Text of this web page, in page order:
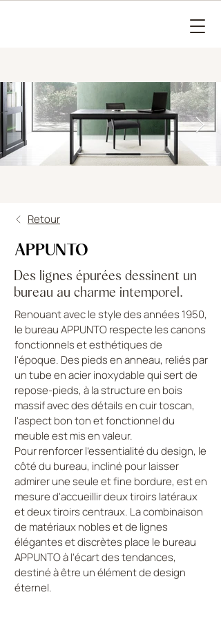
Retour
APPUNTO
Des lignes épurées dessinent un
bureau au charme intemporel.
Renouant avec le style des années 1950,
le bureau APPUNTO respecte les canons
fonctionnels et esthétiques de
l'époque. Des pieds en anneau, reliés par
un tube en acier inoxydable qui sert de
repose-pieds, à la structure en bois
massif avec des détails en cuir toscan,
l'aspect bon ton et fonctionnel du
meuble est mis en valeur.
Pour renforcer l'essentialité du design, le
côté du bureau, incliné pour laisser
admirer une seule et fine bordure, est en
mesure d'accueillir deux tiroirs latéraux
et deux tiroirs centraux. La combinaison
de matériaux nobles et de lignes
élégantes et discrètes place le bureau
APPUNTO à l'écart des tendances,
destiné à être un élément de design
éternel.